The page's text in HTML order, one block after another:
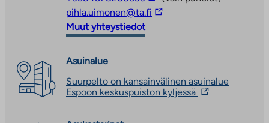
vie
ulkopuoliseen
palveluun
pihla.uimonen@ta.fi Linkki
Muut yhteystiedot
Asuinalue
Suurpelto on kansainvälinen asuinalue
Espoon keskuspuiston kyljessä Linkki